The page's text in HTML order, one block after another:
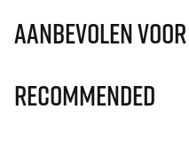
Aanbevolen
Recommended